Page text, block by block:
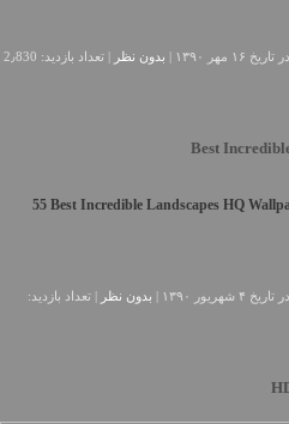
مهر ۱۳۹۰ | بدون نظر | تعداد بازدید: 2٫830
55 Best Incredible Landscapes HQ
۱۳۹۰ | بدون نظر
| تعداد بازدید: